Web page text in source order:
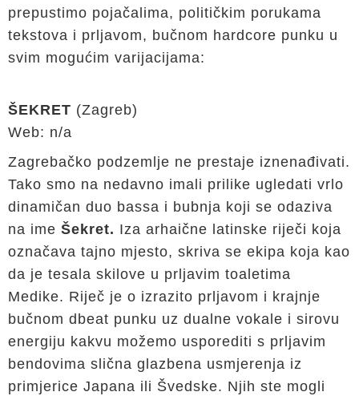
prepustimo pojačalima, političkim porukama
tekstova i prljavom, bučnom hardcore punku u
svim mogućim varijacijama:
ŠEKRET (Zagreb)
Web: n/a
Zagrebačko podzemlje ne prestaje iznenađivati.
Tako smo na nedavno imali prilike ugledati vrlo
dinamičan duo bassa i bubnja koji se odaziva
na ime Šekret. Iza arhaične latinske riječi koja
označava tajno mjesto, skriva se ekipa koja kao
da je tesala skilove u prljavim toaletima
Medike. Riječ je o izrazito prljavom i krajnje
bučnom dbeat punku uz dualne vokale i sirovu
energiju kakvu možemo usporediti s prljavim
bendovima slična glazbena usmjerenja iz
primjerice Japana ili Švedske. Njih ste mogli